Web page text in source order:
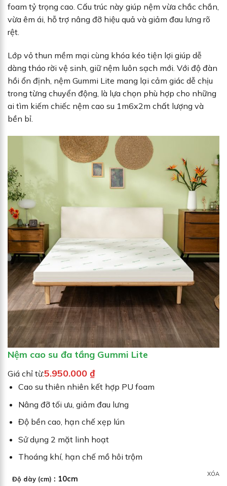
foam tỷ trọng cao. Cấu trúc này giúp nệm vừa chắc chắn,
vừa êm ái, hỗ trợ nâng đỡ hiệu quả và giảm đau lưng rõ
rệt.
Lớp vỏ thun mềm mại cùng khóa kéo tiện lợi giúp dễ
dàng tháo rời vệ sinh, giữ nệm luôn sạch mới. Với độ đàn
hồi ổn định, nệm Gummi Lite mang lại cảm giác dễ chịu
trong từng chuyển động, là lựa chọn phù hợp cho những
ai tìm kiếm chiếc nệm cao su 1m6x2m chất lượng và
bền bỉ.
Nệm cao su đa tầng Gummi Lite
Giá chỉ từ:5.950.000 ₫
Cao su thiên nhiên kết hợp PU foam
Nâng đỡ tối ưu, giảm đau lưng
Độ bền cao, hạn chế xẹp lún
Sử dụng 2 mặt linh hoạt
Thoáng khí, hạn chế mồ hôi trộm
Độ dày (cm) : 10cm
XÓA